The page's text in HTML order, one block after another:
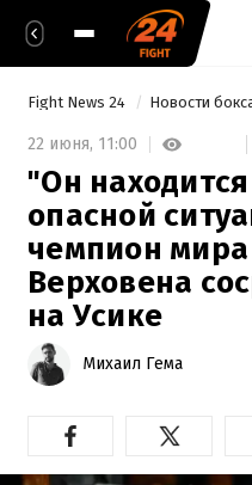
Fight News 24 Новости
22 июня, 11:00
"Он
опасной
чемпион
Верховена
на Усике
Михаил Гема